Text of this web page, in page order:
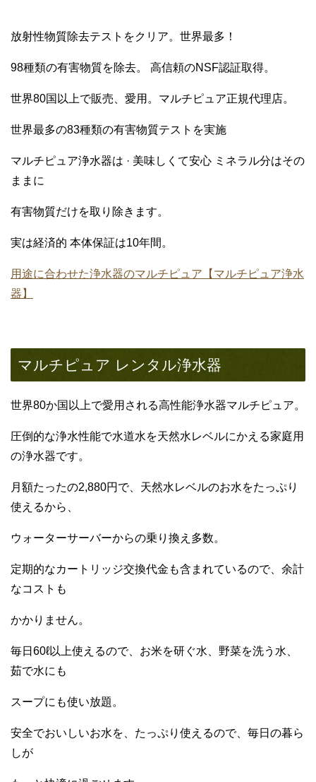
放射性物質除去テストをクリア。世界最多！
98種類の有害物質を除去。 高信頼のNSF認証取得。
世界80国以上で販売、愛用。マルチピュア正規代理店。
世界最多の83種類の有害物質テストを実施
マルチピュア浄水器は · 美味しくて安心 ミネラル分はその
ままに
有害物質だけを取り除きます。
実は経済的 本体保証は10年間。
用途に合わせた浄水器のマルチピュア【マルチピュア浄水
器】
マルチピュア レンタル浄水器
世界80か国以上で愛用される高性能浄水器マルチピュア。
圧倒的な浄水性能で水道水を天然水レベルにかえる家庭用
の浄水器です。
月額たったの2,880円で、天然水レベルのお水をたっぷり
使えるから、
ウォーターサーバーからの乗り換え多数。
定期的なカートリッジ交換代金も含まれているので、余計
なコストも
かかりません。
毎日60ℓ以上使えるので、お米を研ぐ水、野菜を洗う水、
茹で水にも
スープにも使い放題。
安全でおいしいお水を、たっぷり使えるので、毎日の暮ら
しが